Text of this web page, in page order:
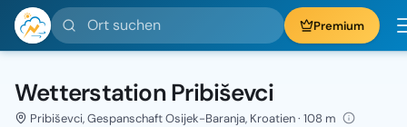
Ort suchen Premium
Wetterstation Pribiševci
Pribiševci, Gespanschaft Osijek-Baranja, Kroatien · 108 m